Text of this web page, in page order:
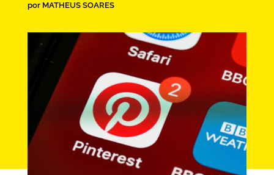
por MATHEUS SOARES